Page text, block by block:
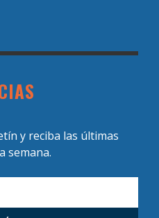
y reciba las últimas
semana.